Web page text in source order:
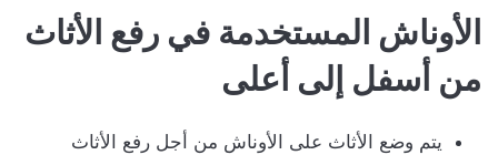
الأوناش المستخدمة في رفع الأثاث
من أسفل إلى أعلى
يتم وضع الأثاث على الأوناش من أجل رفع الأثاث